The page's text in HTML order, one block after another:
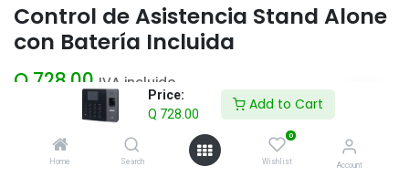
Price:
Q 728.00
Add to Cart
Home Search
0
Wishlist Account
Control de Asistencia Stand Alone
con Batería Incluida
Q 728.00 IVA incluido
Add to Cart